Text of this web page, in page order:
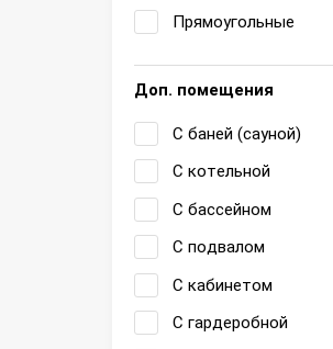
Прямоугольные
Доп. помещения
С баней (сауной)
С котельной
С бассейном
С подвалом
С кабинетом
С гардеробной